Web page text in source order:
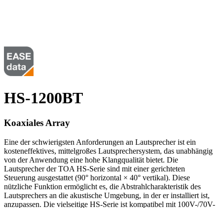
HS-1200BT
Koaxiales Array
Eine der schwierigsten Anforderungen an Lautsprecher ist ein
kosteneffektives, mittelgroßes Lautsprechersystem, das unabhängig
von der Anwendung eine hohe Klangqualität bietet. Die
Lautsprecher der TOA HS-Serie sind mit einer gerichteten
Steuerung ausgestattet (90° horizontal × 40° vertikal). Diese
nützliche Funktion ermöglicht es, die Abstrahlcharakteristik des
Lautsprechers an die akustische Umgebung, in der er installiert ist,
anzupassen. Die vielseitige HS-Serie ist kompatibel mit 100V-/70V-